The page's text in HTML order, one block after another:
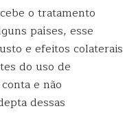
o tratamento
países, esse
e efeitos colaterais
do uso de
e não
dessas